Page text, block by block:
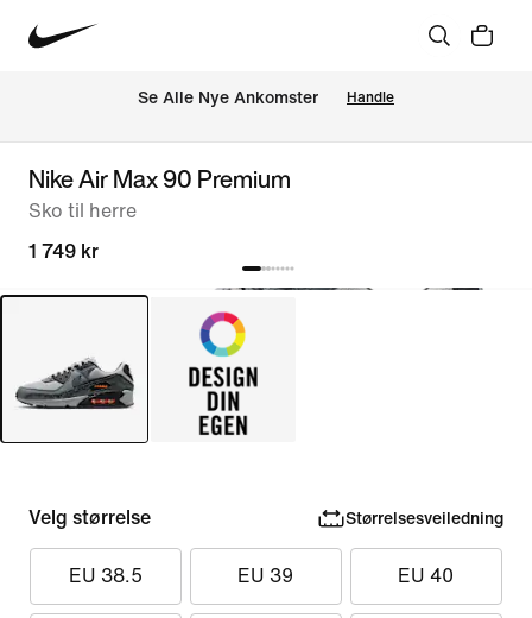
Se Alle Nye Ankomster Handle
Nike Air Max 90 Premium
Sko til herre
1 749 kr
Velg størrelse Størrelsesveiledning
EU 38.5 EU 39 EU 40